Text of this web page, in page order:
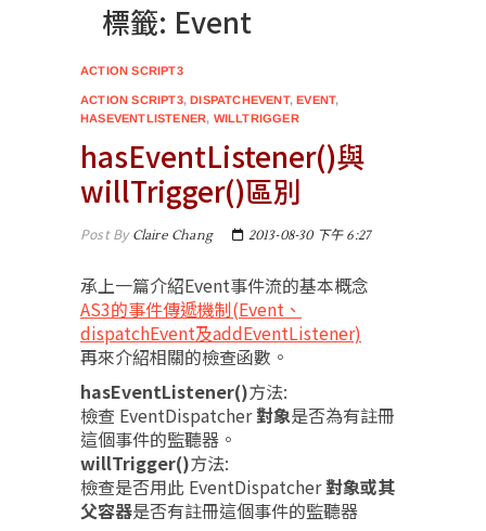
標籤: Event
ACTION SCRIPT3
ACTION SCRIPT3,DISPATCHEVENT,EVENT,
HASEVENTLISTENER, WILLTRIGGER
hasEventListener()與
willTrigger()區別
Post ByClaire Chang 2013-08-30 下午 6:27
承上一篇介紹Event事件流的基本概念
AS3的事件傳遞機制(Event、
dispatchEvent及addEventListener)
再來介紹相關的檢查函數。
hasEventListener()方法:
檢查 EventDispatcher對象是否為有註冊
這個事件的監聽器。
willTrigger()方法:
檢查是否用此 EventDispatcher對象或其
父容器是否有註冊這個事件的監聽器